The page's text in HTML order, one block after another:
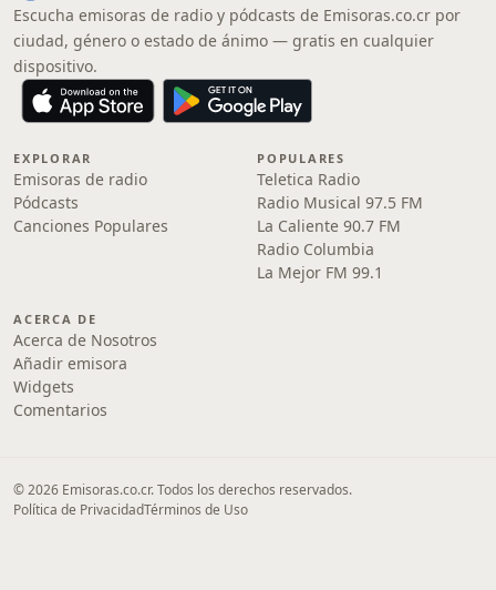
Escucha emisoras de radio y pódcasts de Emisoras.co.cr por
ciudad, género o estado de ánimo — gratis en cualquier
dispositivo.
EXPLORAR
Emisoras de radio
Pódcasts
Canciones Populares
POPULARES
Teletica Radio
Radio Musical 97.5 FM
La Caliente 90.7 FM
Radio Columbia
La Mejor FM 99.1
ACERCA DE
Acerca de Nosotros
Añadir emisora
Widgets
Comentarios
© 2026 Emisoras.co.cr. Todos los derechos reservados.
Política de PrivacidadTérminos de Uso